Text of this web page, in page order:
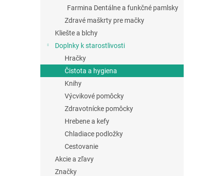
Farmina Dentálne a funkčné pamlsky
Zdravé maškrty pre mačky
Kliešte a blchy
Doplnky k starostlivosti
Hračky
Čistota a hygiena
Knihy
Výcvikové pomôcky
Zdravotnícke pomôcky
Hrebene a kefy
Chladiace podložky
Cestovanie
Akcie a zľavy
Značky